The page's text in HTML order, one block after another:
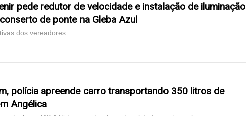
pede redutor de velocidade e instalação de iluminação
de ponte na Gleba Azul
dos vereadores
polícia apreende carro transportando 350 litros de
Angélica